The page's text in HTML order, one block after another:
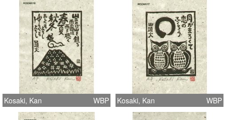
Kosaki, Kan WBP Kosaki, Kan WBP